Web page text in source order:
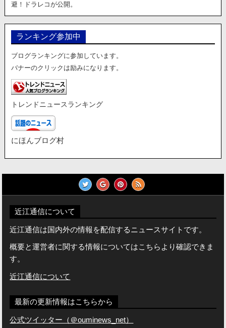
避！ドラレコが公開。
ランキング参加中
ブログランキングに参加しています。
バナーのクリックは励みになります。
トレンドニュースランキング
にほんブログ村
近江通信について
近江通信は国内外の情報を配信するニュースサイトです。
概要と運営者に関する情報についてはこちらより確認できま
す。
近江通信について
最新の更新情報はこちらから
公式ツイッター（＠ouminews_net）